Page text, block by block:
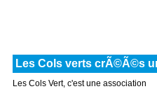
Les Cols verts crÃ©Ã©s
Les Cols Vert, c'est une association